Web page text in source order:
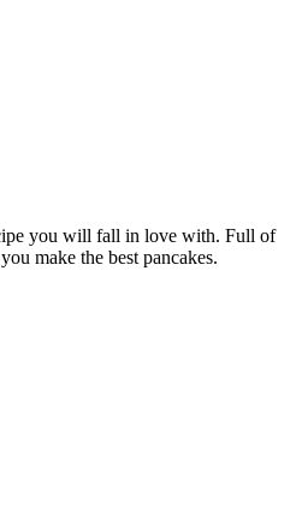
you will fall in love with. Full of
make the best pancakes.